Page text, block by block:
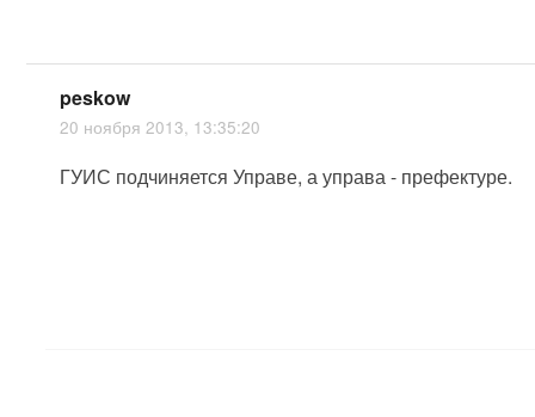
peskow
20 ноября 2013, 13:35:20
ГУИС подчиняется Управе, а управа - префектуре.